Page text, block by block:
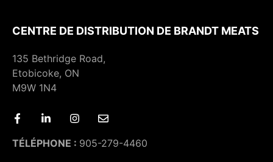
CENTRE DE DISTRIBUTION DE BRANDT MEATS
135 Bethridge Road,
Etobicoke, ON
M9W 1N4
TÉLÉPHONE : 905-279-4460